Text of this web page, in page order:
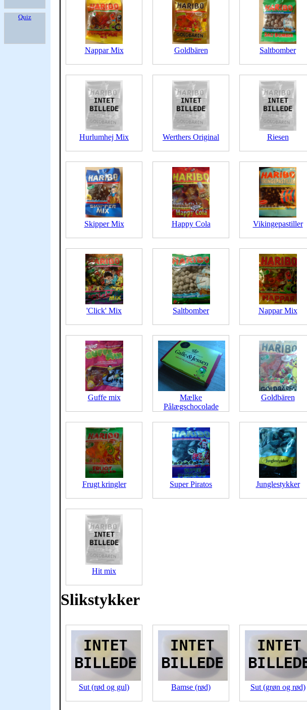
Quiz
Nappar Mix Goldbären Saltbomber
Hurlumhej Mix Werthers Original Riesen
Skipper Mix Happy Cola Vikingepastiller
'Click' Mix Saltbomber Nappar Mix
Guffe mix
Mælke
Pålægschocolade
Goldbären
Frugt kringler Super Piratos Junglestykker
Hit mix
Slikstykker
Sut (rød og gul) Bamse (rød) Sut (grøn og rød)